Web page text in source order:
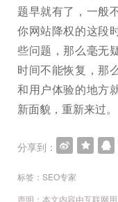
题早就有了，一般
你网站降权的这段
些问题，那么毫无
时间不能恢复，那
和用户体验的地方
新面貌，重新来过。
分享到：
标签： SEO专家
声明：本文内容由互联网